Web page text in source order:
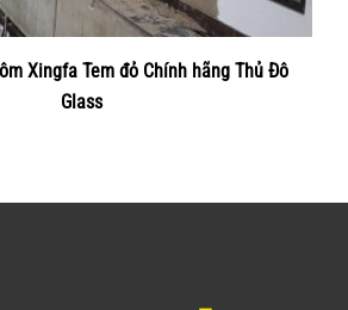
Xingfa Tem đỏ Chính hãng Thủ Đô
Glass